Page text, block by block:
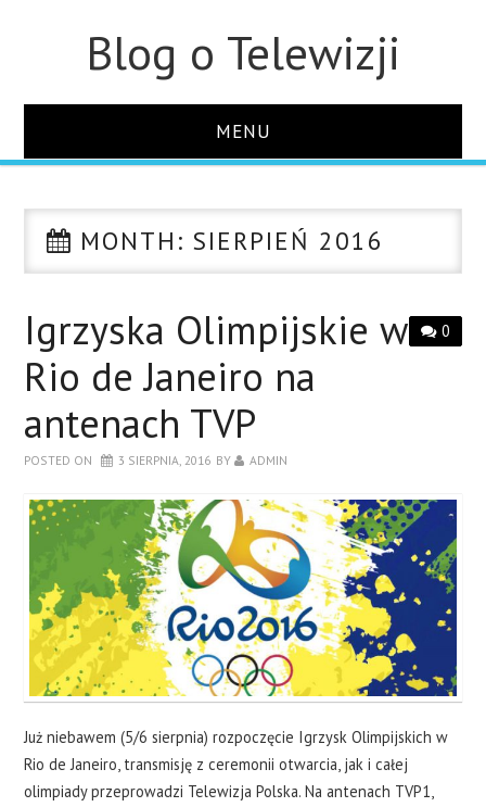
Blog o Telewizji
MENU
O STRONIEMONTH:SIERPIEŃ 2016
0
Igrzyska Olimpijskie w
Rio de Janeiro na
antenach TVP
POSTED ON 3 SIERPNIA, 2016 BY ADMIN
Już niebawem (5/6 sierpnia) rozpoczęcie Igrzysk Olimpijskich w
Rio de Janeiro, transmisję z ceremonii otwarcia, jak i całej
olimpiady przeprowadzi Telewizja Polska. Na antenach TVP1,